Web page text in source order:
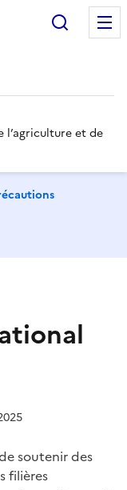
l’agriculture et de
soutenir des
filières